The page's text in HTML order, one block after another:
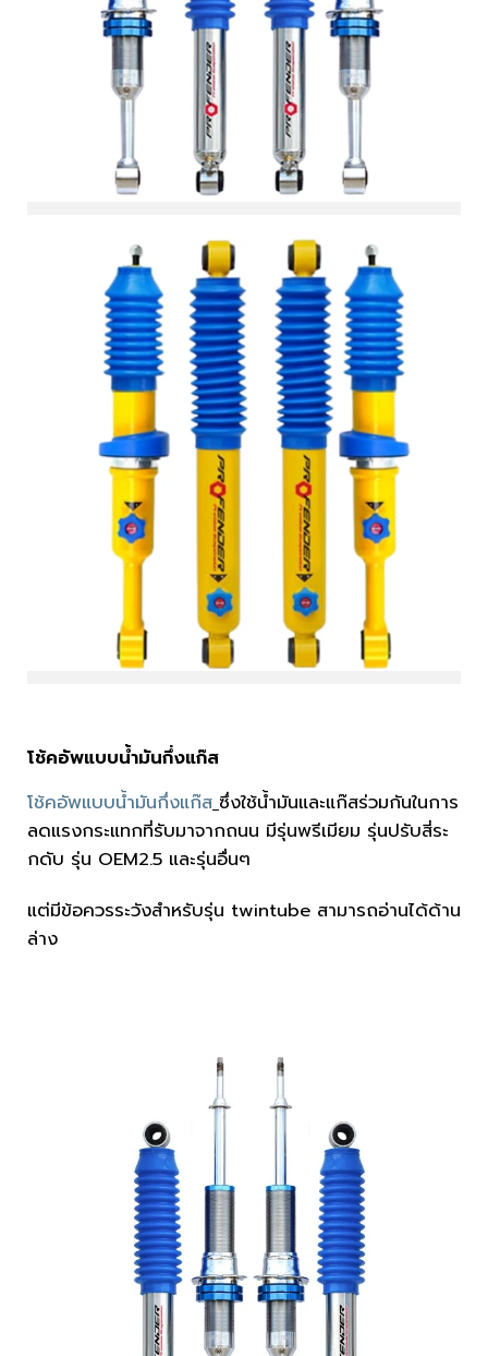
โช้คอัพแบบน้ำมันกึ่งแก๊ส
โช้คอัพแบบน้ำมันกึ่งแก๊ส ซึ่งใช้น้ำมันและแก๊สร่วมกันในการ
ลดแรงกระแทกที่รับมาจากถนน มีรุ่นพรีเมียม รุ่นปรับสี่ระ
กดับ รุ่น OEM2.5 และรุ่นอื่นๆ
แต่มีข้อควรระวังสำหรับรุ่น twintube สามารถอ่านได้ด้าน
ล่าง